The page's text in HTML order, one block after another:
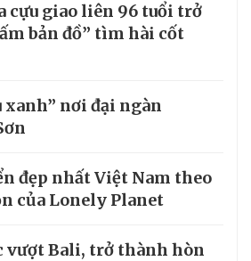
cựu giao liên 96 tuổi trở
bản đồ” tìm hài cốt
xanh” nơi đại ngàn
đẹp nhất Việt Nam theo
của Lonely Planet
vượt Bali, trở thành hòn